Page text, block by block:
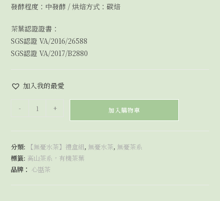
發酵程度：中發酵 / 烘焙方式：碳焙
茶葉認證證書：
SGS認證 VA/2016/26588
SGS認證 VA/2017/B2880
加入我的最愛
- + 加入購物車
分類: 【無憂水茶】禮盒組, 無憂水茶, 無憂茶系
標籤: 高山茶系，有機茶葉
品牌： 心甛茶